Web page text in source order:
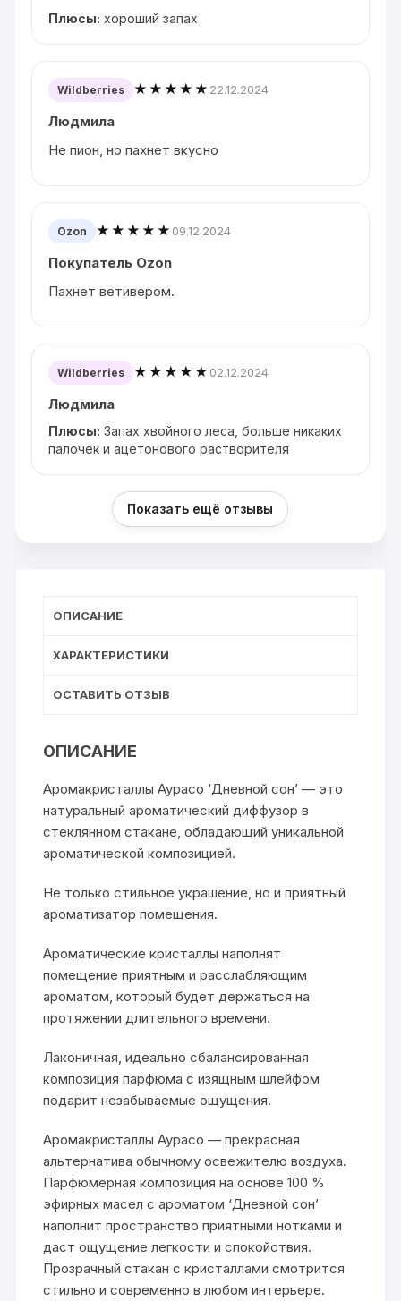
Плюсы: хороший запах
Wildberries ★★★★★ 22.12.2024
Людмила
Не пион, но пахнет вкусно
Ozon ★★★★★ 09.12.2024
Покупатель Ozon
Пахнет ветивером.
Wildberries ★★★★★ 02.12.2024
Людмила
Плюсы: Запах хвойного леса, больше никаких
палочек и ацетонового растворителя
Показать ещё отзывы
ОПИСАНИЕ
ХАРАКТЕРИСТИКИ
ОСТАВИТЬ ОТЗЫВ
ОПИСАНИЕ
Аромакристаллы Аурасо ‘Дневной сон’ — это
натуральный ароматический диффузор в
стеклянном стакане, обладающий уникальной
ароматической композицией.
Не только стильное украшение, но и приятный
ароматизатор помещения.
Ароматические кристаллы наполнят
помещение приятным и расслабляющим
ароматом, который будет держаться на
протяжении длительного времени.
Лаконичная, идеально сбалансированная
композиция парфюма с изящным шлейфом
подарит незабываемые ощущения.
Аромакристаллы Аурасо — прекрасная
альтернатива обычному освежителю воздуха.
Парфюмерная композиция на основе 100 %
эфирных масел с ароматом ‘Дневной сон’
наполнит пространство приятными нотками и
даст ощущение легкости и спокойствия.
Прозрачный стакан с кристаллами смотрится
стильно и современно в любом интерьере.